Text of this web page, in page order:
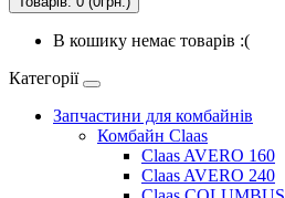
В кошику немає товарів :(
Категорії
Запчастини для комбайнів
Комбайн Claas
Claas AVERO 160
Claas AVERO 240